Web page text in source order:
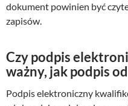
dokument powinien być
zapisów.
Czy podpis
ważny, jak podpis
Podpis elektroniczny